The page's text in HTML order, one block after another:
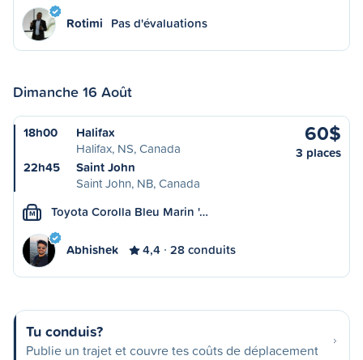
Rotimi Pas d'évaluations
Dimanche 16 Août
18h00
Halifax
Halifax, NS, Canada
22h45
Saint John
Saint John, NB, Canada
60$
3 places
M Toyota Corolla Bleu Marin '…
Abhishek 4,4 28 conduits
Tu conduis?
Publie un trajet et couvre tes coûts de déplacement